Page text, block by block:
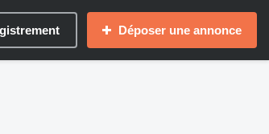
Déposer une annonce